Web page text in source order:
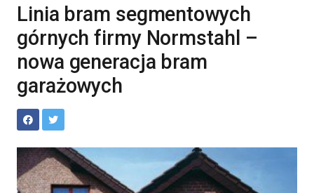
Linia bram segmentowych
górnych firmy Normstahl –
nowa generacja bram
garażowych